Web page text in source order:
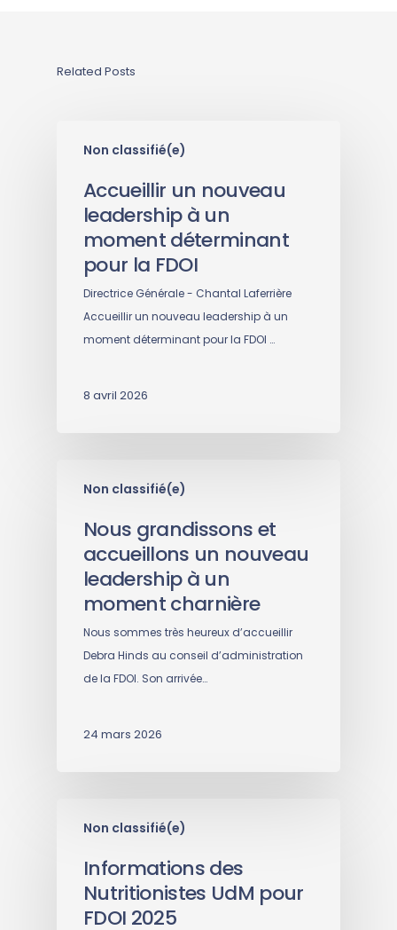
Related Posts
Non classifié(e)
Accueillir un nouveau
leadership à un
moment déterminant
pour la FDOI
Directrice Générale - Chantal Laferrière
Accueillir un nouveau leadership à un
moment déterminant pour la FDOI …
8 avril 2026
Non classifié(e)
Nous grandissons et
accueillons un nouveau
leadership à un
moment charnière
Nous sommes très heureux d’accueillir
Debra Hinds au conseil d’administration
de la FDOI. Son arrivée…
24 mars 2026
Non classifié(e)
Informations des
Nutritionistes UdM pour
FDOI 2025